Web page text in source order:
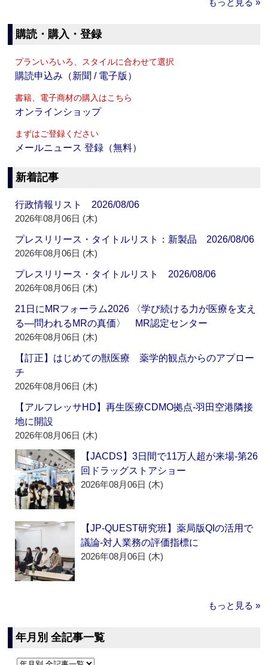
もっと見る »
購読・購入・登録
プランいろいろ、スタイルに合わせて選択
購読申込み（新聞 / 電子版）
書籍、電子商材の購入はこちら
オンラインショップ
まずはご登録ください
メールニュース 登録（無料）
新着記事
行政情報リスト 2026/08/06
2026年08月06日 (木)
プレスリリース・タイトルリスト：新製品 2026/08/06
2026年08月06日 (木)
プレスリリース・タイトルリスト 2026/08/06
2026年08月06日 (木)
21日にMRフォーラム2026 〈学び続ける力が医療を支え
る―問われるMRの真価〉 MR認定センター
2026年08月06日 (木)
【訂正】はじめての獣医療 薬学的観点からのアプロー
チ
2026年08月06日 (木)
【アルフレッサHD】再生医療CDMO拠点‐羽田空港隣接
地に開設
2026年08月06日 (木)
【JACDS】3日間で11万人超が来場‐第26
回ドラッグストアショー
2026年08月06日 (木)
【JP-QUEST研究班】薬局版QIの活用で
議論‐対人業務の評価指標に
2026年08月06日 (木)
もっと見る »
年月別 全記事一覧